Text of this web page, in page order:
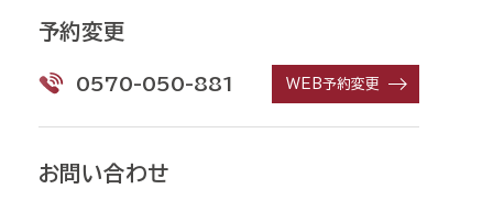
予約変更
0570-050-881 WEB予約変更
お問い合わせ